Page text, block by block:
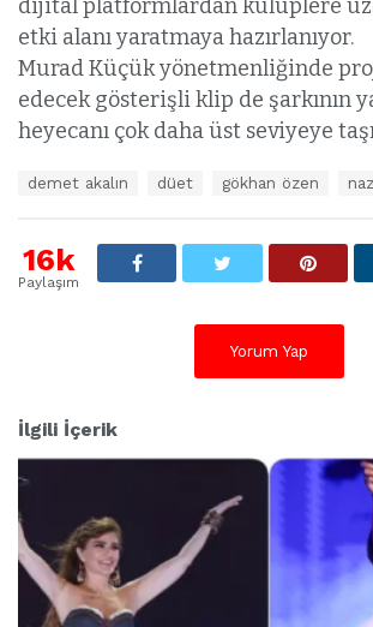
dijital platformlardan kulüplere
etki alanı yaratmaya hazırlanıyor.
Murad Küçük yönetmenliğinde
edecek gösterişli klip de şarkının
heyecanı çok daha üst seviyeye
t
demet akalın düet gökhan özen
16k
Paylaşım
Yorum Yap
İlgili İçerik